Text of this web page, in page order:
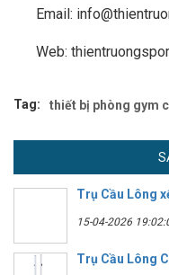
Email:
Web:
Tag: thiết bị phòng gym
Trụ Cầu Lông
15-04-2026
Trụ Cầu Lông